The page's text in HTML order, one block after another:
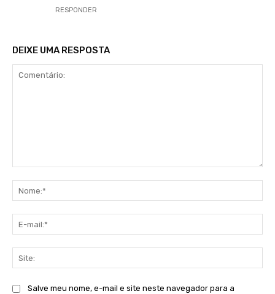
RESPONDER
DEIXE UMA RESPOSTA
Salve meu nome, e-mail e site neste navegador para a